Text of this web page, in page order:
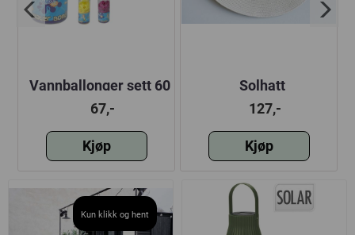
Vannballonger sett 60
stk
67,-
Kjøp
Solhatt
127,-
Kjøp
Kun klikk og hent